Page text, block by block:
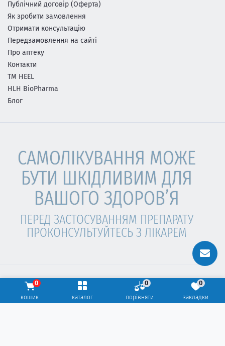
каталог порівняти
0
закладки
0
кошик
0
Публічний договір (Оферта)
Як зробити замовлення
Отримати консультацію
Передзамовлення на сайті
Про аптеку
Контакти
ТМ HEEL
HLH BioPharma
Блог
САМОЛІКУВАННЯ МОЖЕ
БУТИ ШКІДЛИВИМ ДЛЯ
ВАШОГО ЗДОРОВ’Я
ПЕРЕД ЗАСТОСУВАННЯМ ПРЕПАРАТУ
ПРОКОНСУЛЬТУЙТЕСЬ З ЛІКАРЕМ
ЦЕ АПТЕКА ©2026. Всі права захищені.
Веб-студіяhover.